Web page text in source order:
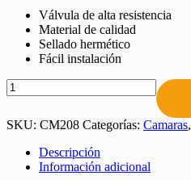
Válvula de alta resistencia
Material de calidad
Sellado hermético
Fácil instalación
SKU: CM208 Categorías: Camaras,
Descripción
Información adicional